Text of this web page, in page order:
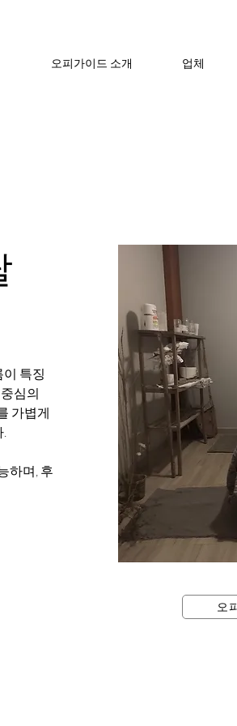
오피가이드 소개 업체
특징
심의
가볍게
.
하며, 후
오